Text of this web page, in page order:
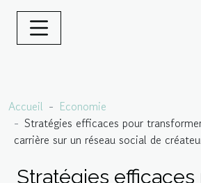
Accueil
Economie
Stratégies efficaces pour
carrière sur un réseau social de
Stratégies efficaces